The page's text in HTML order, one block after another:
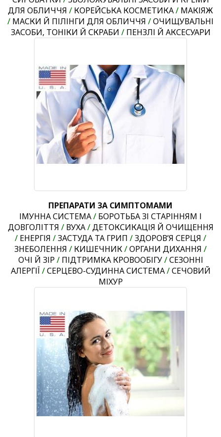
ДЛЯ ОБЛИЧЧЯ / КОРЕЙСЬКА КОСМЕТИКА/ МАКІЯЖ
/ МАСКИ Й ПІЛІНГИ ДЛЯ ОБЛИЧЧЯ /ОЧИЩУВАЛЬНІ
ЗАСОБИ, ТОНІКИ Й СКРАБИ / ПЕНЗЛІ Й АКСЕСУАРИ
ПРЕПАРАТИ ЗА СИМПТОМАМИ
ІМУННА СИСТЕМА/ БОРОТЬБА ЗІ СТАРІННЯМ І
ДОВГОЛІТТЯ / ВУХА/ДЕТОКСИКАЦІЯ Й ОЧИЩЕННЯ
/ ЕНЕРГІЯ /ЗАСТУДА ТА ГРИП /ЗДОРОВ’Я СЕРЦЯ /
ЗНЕБОЛЕННЯ / КИШЕЧНИК/ОРГАНИ ДИХАННЯ /
ОЧІ Й ЗІР/ ПІДТРИМКА КРОВООБІГУ/СЕЗОННІ
АЛЕРГІЇ /СЕРЦЕВО-СУДИННА СИСТЕМА/СЕЧОВИЙ
МІХУР